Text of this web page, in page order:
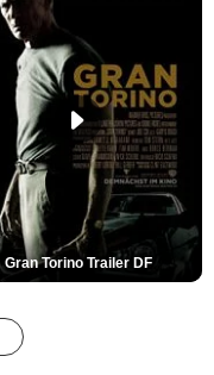
Gran Torino Trailer DF